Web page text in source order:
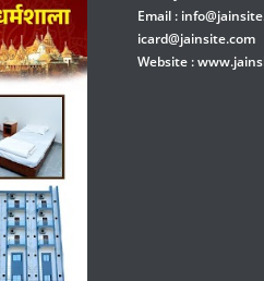
Email :
icard@jainsite.com
Website :